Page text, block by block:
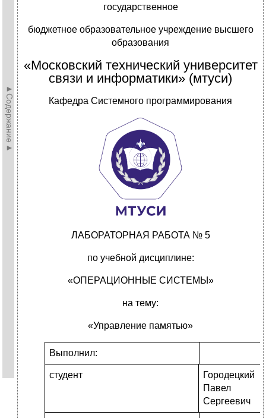
►Содержание►
государственное
бюджетное образовательное учреждение высшего
образования
«Московский технический университет
связи и информатики» (мтуси)
Кафедра Системного программирования
ЛАБОРАТОРНАЯ РАБОТА № 5
по учебной дисциплине:
«ОПЕРАЦИОННЫЕ СИСТЕМЫ»
на тему:
«Управление памятью»
Выполнил:
студент
Городецкий
Павел
Сергеевич